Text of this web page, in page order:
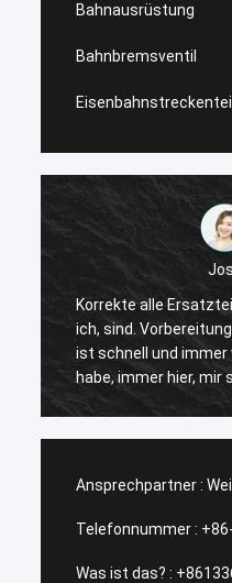
Bahnausrüstung
Bahnbremsventil
Korrekte alle
ich, sind.
ist schnell und immer
habe, immer hier, mir
sonnig. Dank ihre
Ansprechpartner :
Telefonnummer :
Was ist das? :